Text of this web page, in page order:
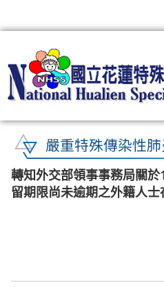
嚴重特殊傳染性
轉知外交部領事事務局關
留期限尚未逾期之外籍人